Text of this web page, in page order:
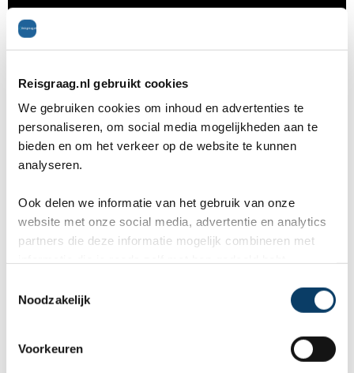
Reisgraag.nl gebruikt cookies
We gebruiken cookies om inhoud en advertenties te
personaliseren, om social media mogelijkheden aan te
bieden en om het verkeer op de website te kunnen
analyseren.
Ook delen we informatie van het gebruik van onze
website met onze social media, advertentie en analytics
partners die deze informatie mogelijk combineren met
Noodzakelijk
Voorkeuren
Stationssingel 120e